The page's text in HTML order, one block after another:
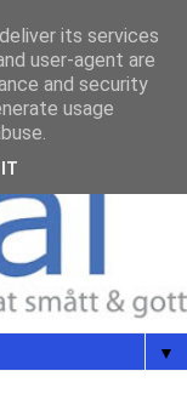
▼
its services
user-agent are
and security
usage